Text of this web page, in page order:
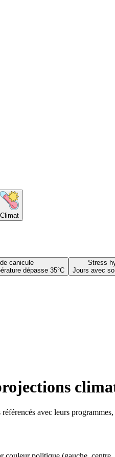
Climat
canicule
dépasse 35°C
Stress
Jours avec
avec leurs